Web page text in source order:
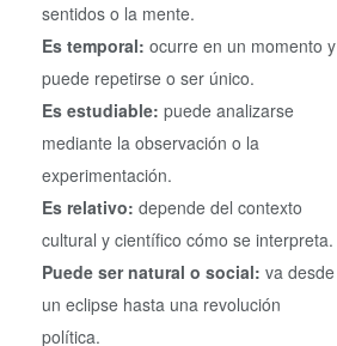
sentidos o la mente.
Es temporal: ocurre en un momento y
puede repetirse o ser único.
Es estudiable: puede analizarse
mediante la observación o la
experimentación.
Es relativo: depende del contexto
cultural y científico cómo se interpreta.
Puede ser natural o social: va desde
un eclipse hasta una revolución
política.